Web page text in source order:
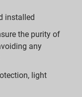
installed
the purity of
any
light